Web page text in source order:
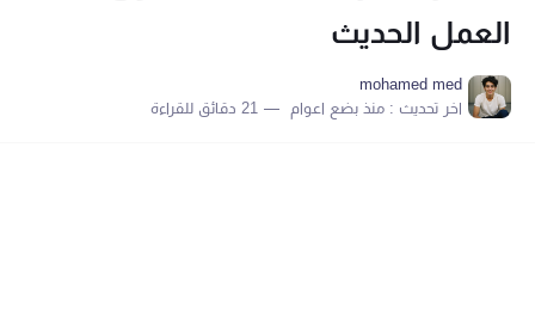
العمل الحديث
mohamed med
اخر تحديث : منذ بضع اعوام 21 دقائق للقراءة